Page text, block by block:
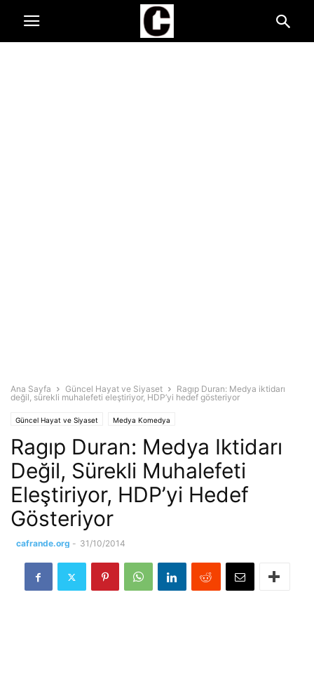
Ana Sayfa Güncel Hayat ve Siyaset
Ragıp Duran: Medya iktidarı
değil, sürekli muhalefeti eleştiriyor, HDP’yi hedef gösteriyor
Güncel Hayat ve Siyaset Medya Komedya
Ragıp Duran: Medya Iktidarı
Değil, Sürekli Muhalefeti
Eleştiriyor, HDP’yi Hedef
Gösteriyor
cafrande.org - 31/10/2014